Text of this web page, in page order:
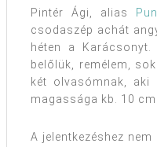
Pintér Ági, alias
csodaszép achát
héten a
belőlük, remélem,
két olvasómnak, aki
magassága kb. 10 cm.
A jelentkezéshez